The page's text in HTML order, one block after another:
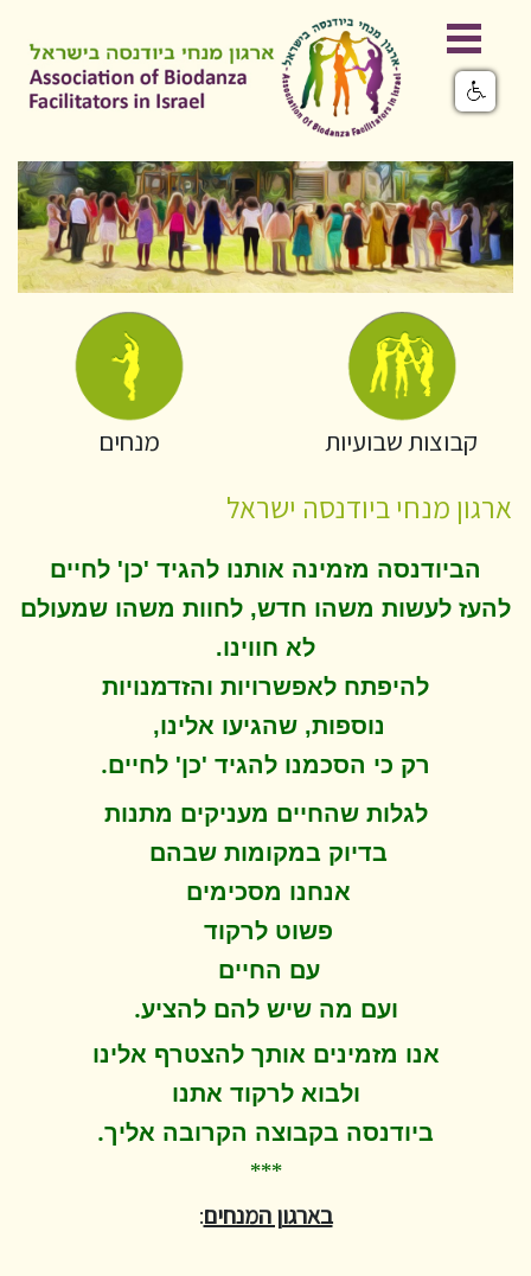
קבוצות שבועיות מנחים
ארגון מנחי ביודנסה ישראל
הביודנסה מזמינה אותנו להגיד 'כן' לחיים
להעז לעשות משהו חדש, לחוות משהו שמעולם
לא חווינו.
להיפתח לאפשרויות והזדמנויות
נוספות, שהגיעו אלינו,
רק כי הסכמנו להגיד 'כן' לחיים.
לגלות שהחיים מעניקים מתנות
בדיוק במקומות שבהם
אנחנו מסכימים
פשוט לרקוד
עם החיים
ועם מה שיש להם להציע.
אנו מזמינים אותך להצטרף אלינו
ולבוא לרקוד אתנו
ביודנסה בקבוצה הקרובה אליך.
***
בארגון המנחים: